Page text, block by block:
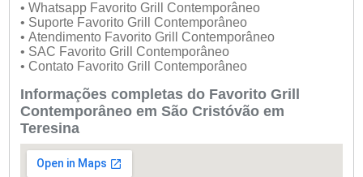
• Whatsapp Favorito Grill Contemporâneo
• Suporte Favorito Grill Contemporâneo
• Atendimento Favorito Grill Contemporâneo
• SAC Favorito Grill Contemporâneo
• Contato Favorito Grill Contemporâneo
Informações completas do Favorito Grill
Contemporâneo em São Cristóvão em
Teresina